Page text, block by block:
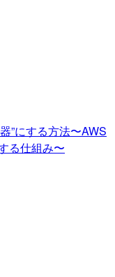
”にする方法〜AWS
る仕組み〜